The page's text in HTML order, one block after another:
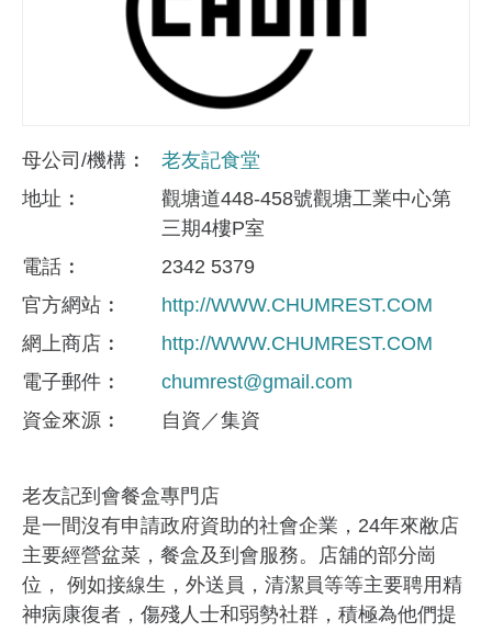
母公司/機構
老友記食堂
地址
觀塘道448-458號觀塘工業中心第
三期4樓P室
電話
2342 5379
官方網站
http://WWW.CHUMREST.COM
網上商店
http://WWW.CHUMREST.COM
電子郵件
chumrest@gmail.com
資金來​源
自資／集資
老友記到會餐盒專門店
是一間沒有申請政府資助的社會企業，24年來敝店
主要經營盆菜，餐盒及到會服務。店舖的部分崗
位， 例如接線生，外送員，清潔員等等主要聘用精
神病康復者，傷殘人士和弱勢社群，積極為他們提